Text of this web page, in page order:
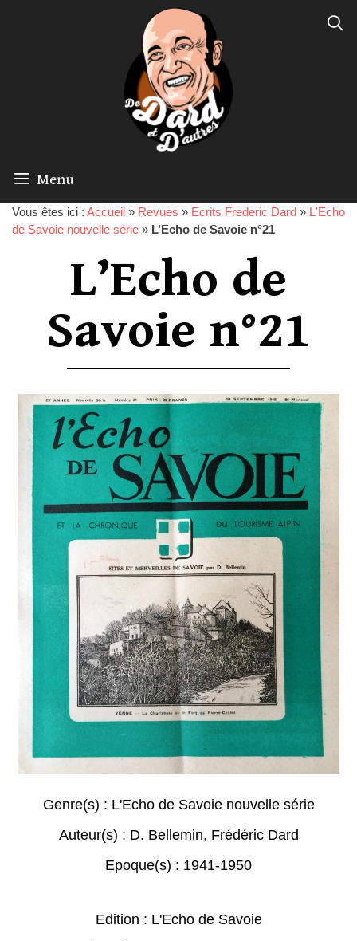
Menu
Vous êtes ici : Accueil » Revues » Ecrits Frederic Dard » L'Echo
de Savoie nouvelle série » L’Echo de Savoie n°21
L’Echo de
Savoie n°21
Genre(s) : L'Echo de Savoie nouvelle série
Auteur(s) : D. Bellemin, Frédéric Dard
Epoque(s) : 1941-1950
Edition : L'Echo de Savoie